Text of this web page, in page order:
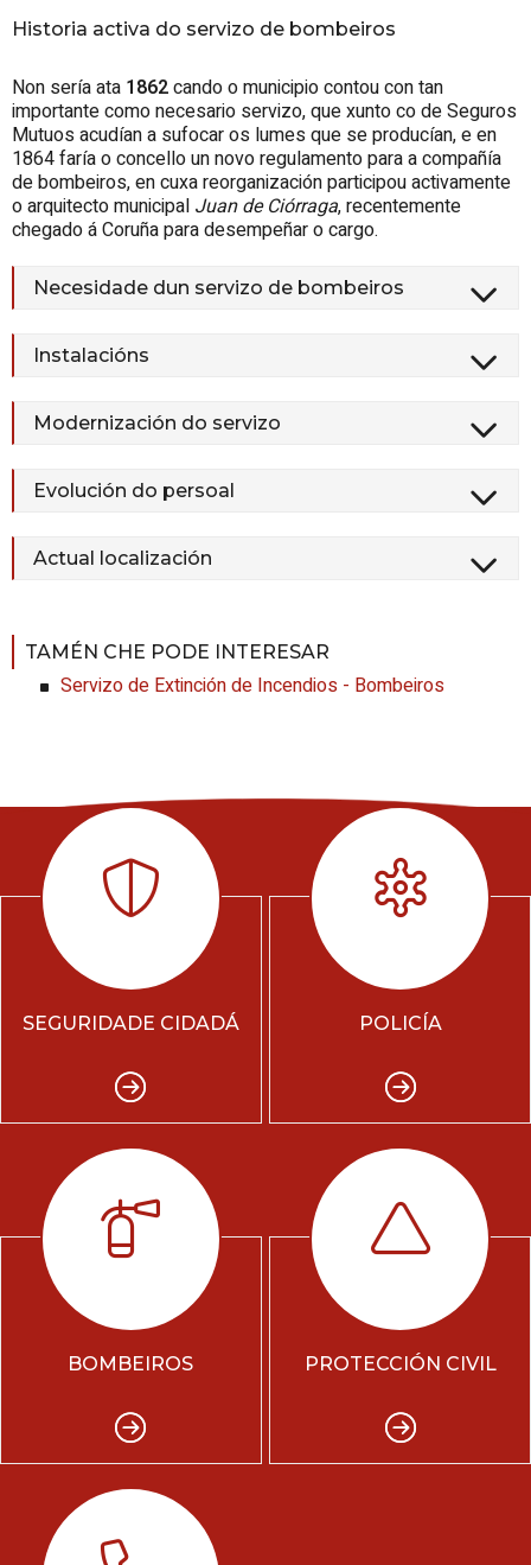
Historia activa do servizo de bombeiros
Non sería ata 1862cando o municipio contou con tan
importante como necesario servizo, que xunto co de Seguros
Mutuos acudían a sufocar os lumes que se producían, e en
1864faría o concello un novo regulamento para a compañía
de bombeiros, en cuxa reorganización participou activamente
o arquitecto municipal Juan de Ciórraga, recentemente
chegado á Coruña para desempeñar o cargo.
Necesidade dun servizo de bombeiros
Instalacións
Modernización do servizo
Evolución do persoal
Actual localización
TAMÉN CHE PODE INTERESAR
Servizo de Extinción de Incendios - Bombeiros
SEGURIDADE CIDADÁ POLICÍA
BOMBEIROS PROTECCIÓN CIVIL